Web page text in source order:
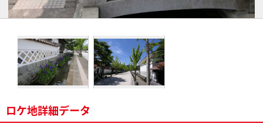
ロケ地詳細データ